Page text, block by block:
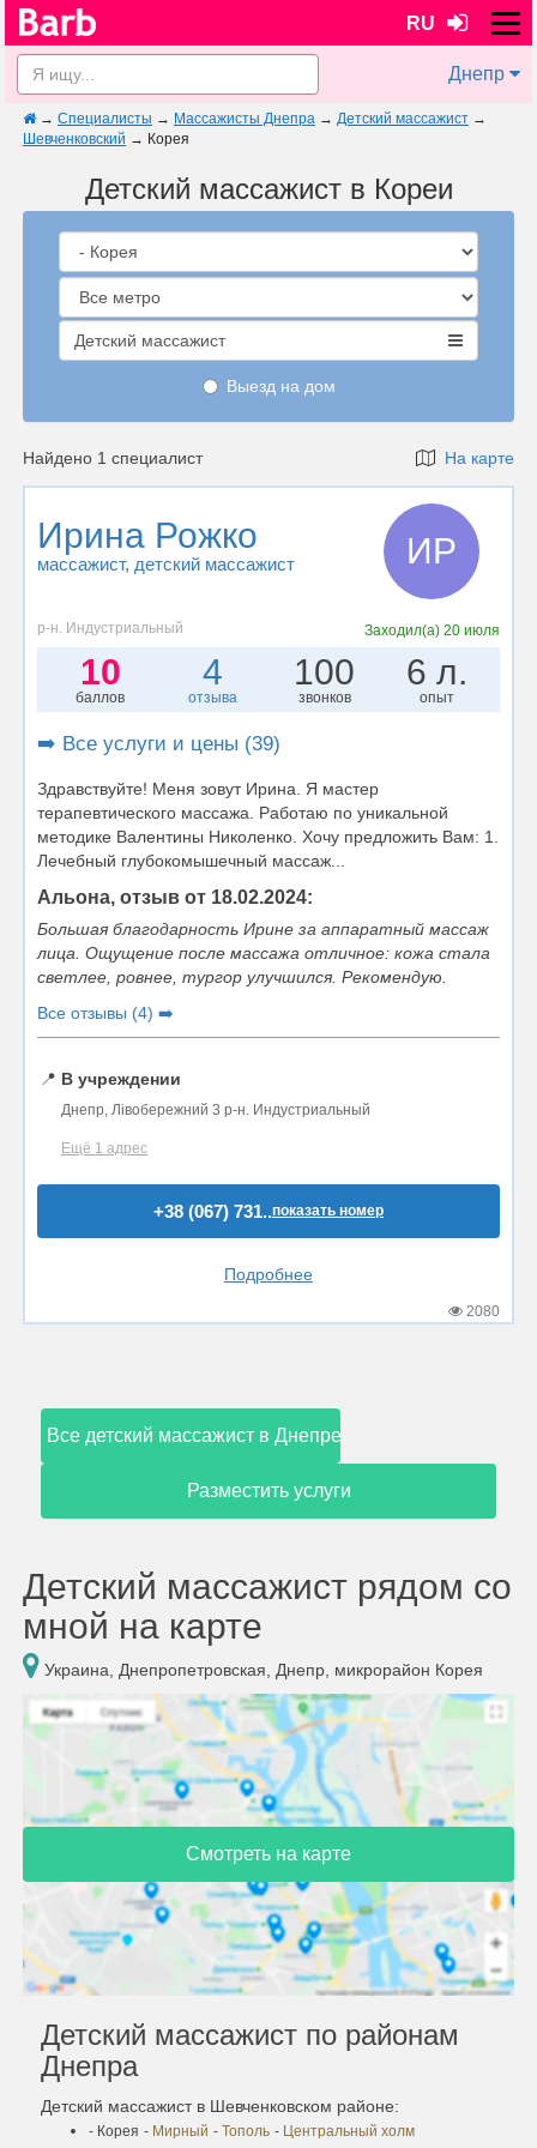
RU
Днепр
→ Специалисты → Массажисты Днепра → Детский массажист →
Шевченковский → Корея
Детский массажист в Кореи
Детский массажист
Выезд на дом
Найдено 1 специалист На карте
Ирина Рожко
массажист, детский массажист ИР
р-н. Индустриальный Заходил(а) 20 июля
10
баллов
4
отзыва
100
звонков
6 л.
опыт
➡️ Все услуги и цены (39)
Здравствуйте! Меня зовут Ирина. Я мастер
терапевтического массажа. Работаю по уникальной
методике Валентины Николенко. Хочу предложить Вам: 1.
Лечебный глубокомышечный массаж...
Альона, отзыв от 18.02.2024:
Большая благодарность Ирине за аппаратный массаж
лица. Ощущение после массажа отличное: кожа стала
светлее, ровнее, тургор улучшился. Рекомендую.
Все отзывы (4) ➡️
📍 В учреждении
Днепр, Лівобережний 3 р-н. Индустриальный
Ещё 1 адрес
+38 (067) 731..показать номер
Подробнее
2080
Все детский массажист в Днепре
Разместить услуги
Детский массажист рядом со
мной на карте
Украина, Днепропетровская, Днепр, микрорайон Корея
Смотреть на карте
Детский массажист по районам
Днепра
Детский массажист в Шевченковском районе:
- Корея - Мирный - Тополь - Центральный холм